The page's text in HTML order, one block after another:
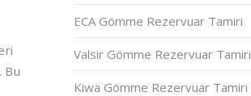
Bu
ECA Gömme Rezervuar Tamiri
Valsir Gömme Rezervuar Tamiri
Kiwa Gömme Rezervuar Tamiri